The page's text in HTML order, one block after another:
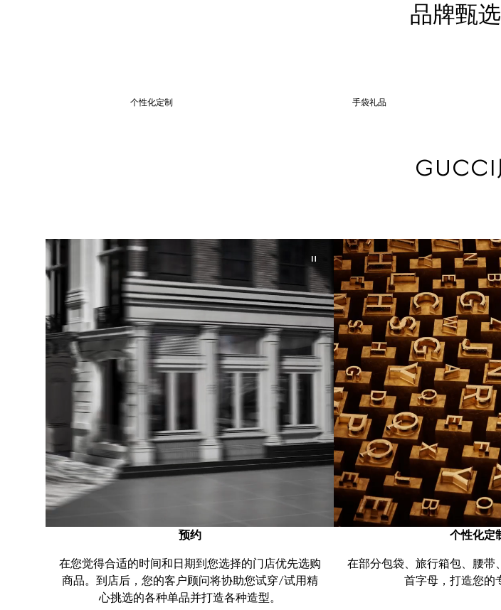
品牌甄
个性化定制 手袋礼品
GUCCI
预约
在您觉得合适的时间和日期到您选择的门店优先选购
商品。到店后，您的客户顾问将协助您试穿/试用精
心挑选的各种单品并打造各种造型。
个性化定
在部分包袋、旅行箱包、腰带
首字母，打造您的